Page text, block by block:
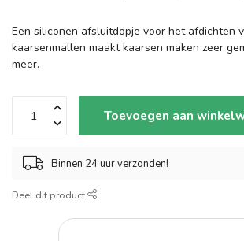
Een siliconen afsluitdopje voor het afdichten
kaarsenmallen maakt kaarsen maken zeer
meer.
Toevoegen aan
Binnen 24 uur verzonden!
Deel dit product